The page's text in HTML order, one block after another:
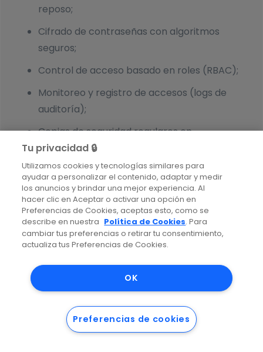
reposo;
Cifrado de contraseñas con algoritmos
seguros;
Control de acceso basado en roles (RBAC);
Monitoreo y registro de accesos (logs de
auditoría);
Copias de seguridad regulares en
infraestructura segura;
Políticas internas de seguridad de la
información y capacitación del equipo.
10.2. Aunque Coodesh emplea esfuerzos
razonables para proteger sus datos, ningún
sistema de seguridad es completamente
inviolable. En caso de un incidente de seguridad
que pueda acarrear riesgo o daño relevante a los
Autoridad Nacional de Protección de Datos de
Brasil (ANPD), a la autoridad supervisora
Tu privacidad 🔒
Utilizamos cookies y tecnologías similares para
ayudar a personalizar el contenido, adaptar y medir
los anuncios y brindar una mejor experiencia. Al
hacer clic en Aceptar o activar una opción en
Preferencias de Cookies, aceptas esto, como se
describe en nuestra Política de Cookies. Para
cambiar tus preferencias o retirar tu consentimiento,
actualiza tus Preferencias de Cookies.
OK
Preferencias de cookies